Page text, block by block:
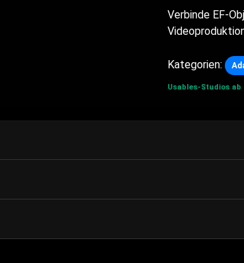
Verbinde EF-
Kategorien:
Usables-Studios ab